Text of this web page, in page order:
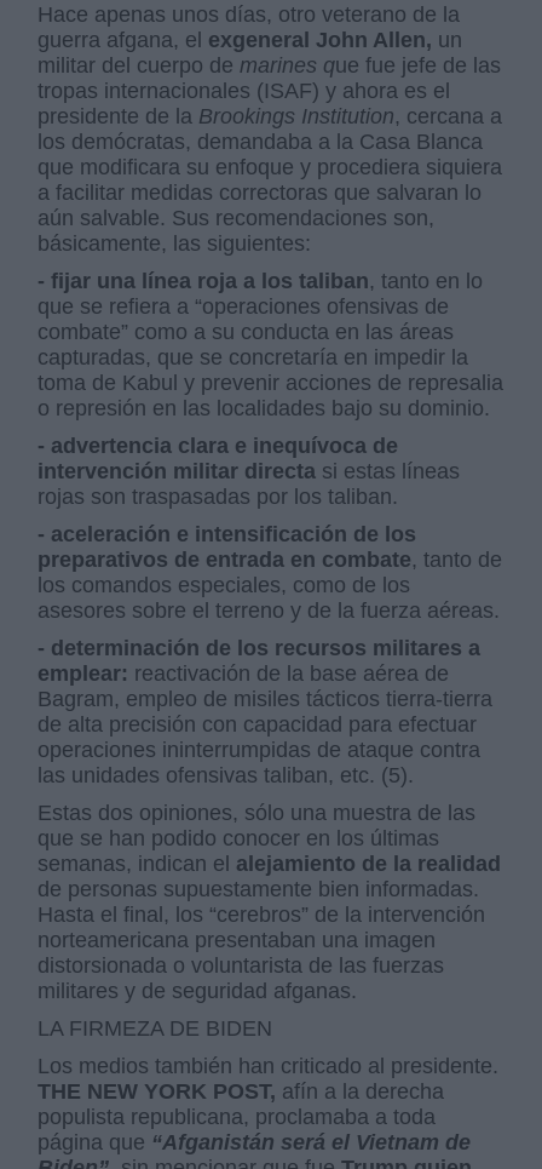
Hace apenas unos días, otro veterano de la
guerra afgana, el exgeneral John Allen, un
militar del cuerpo de marines que fue jefe de las
tropas internacionales (ISAF) y ahora es el
presidente de la Brookings Institution, cercana a
los demócratas, demandaba a la Casa Blanca
que modificara su enfoque y procediera siquiera
a facilitar medidas correctoras que salvaran lo
aún salvable. Sus recomendaciones son,
básicamente, las siguientes:
- fijar una línea roja a los taliban, tanto en lo
que se refiera a “operaciones ofensivas de
combate” como a su conducta en las áreas
capturadas, que se concretaría en impedir la
toma de Kabul y prevenir acciones de represalia
o represión en las localidades bajo su dominio.
- advertencia clara e inequívoca de
intervención militar directa si estas líneas
rojas son traspasadas por los taliban.
- aceleración e intensificación de los
preparativos de entrada en combate, tanto de
los comandos especiales, como de los
asesores sobre el terreno y de la fuerza aéreas.
- determinación de los recursos militares a
emplear: reactivación de la base aérea de
Bagram, empleo de misiles tácticos tierra-tierra
de alta precisión con capacidad para efectuar
operaciones ininterrumpidas de ataque contra
las unidades ofensivas taliban, etc. (5).
Estas dos opiniones, sólo una muestra de las
que se han podido conocer en los últimas
semanas, indican el alejamiento de la realidad
de personas supuestamente bien informadas.
Hasta el final, los “cerebros” de la intervención
norteamericana presentaban una imagen
distorsionada o voluntarista de las fuerzas
militares y de seguridad afganas.
LA FIRMEZA DE BIDEN
Los medios también han criticado al presidente.
THE NEW YORK POST, afín a la derecha
populista republicana, proclamaba a toda
página que “Afganistán será el Vietnam de